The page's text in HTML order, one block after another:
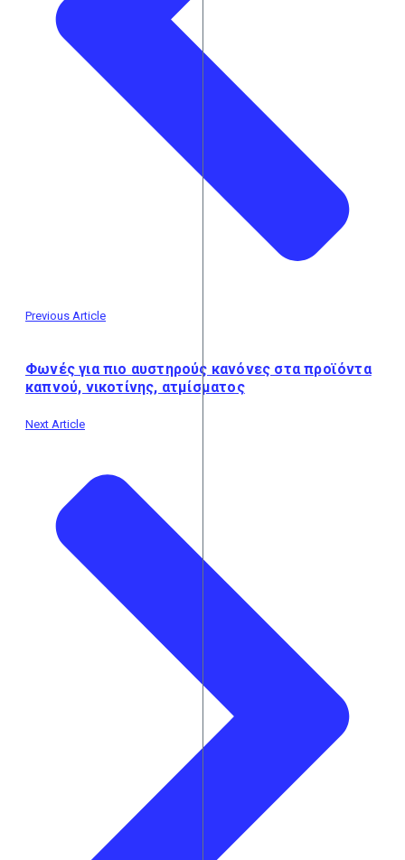
Previous Article
Φωνές για πιο αυστηρούς κανόνες στα προϊόντα
καπνού, νικοτίνης, ατμίσματος
Next Article